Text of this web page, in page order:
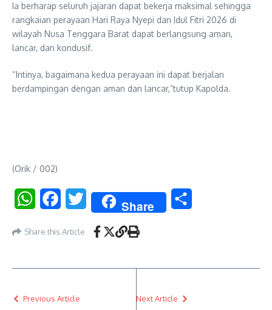
Ia berharap seluruh jajaran dapat bekerja maksimal sehingga
rangkaian perayaan Hari Raya Nyepi dan Idul Fitri 2026 di
wilayah Nusa Tenggara Barat dapat berlangsung aman,
lancar, dan kondusif.
“Intinya, bagaimana kedua perayaan ini dapat berjalan
berdampingan dengan aman dan lancar,”tutup Kapolda.
(Orik / 002)
WhatsAppFacebookTwitter Share
Share this Article
Previous Article Next Article